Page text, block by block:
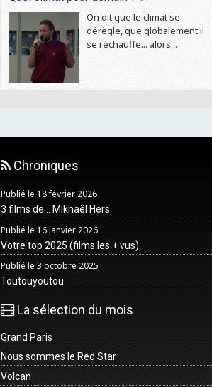
On dit que le climat se
dérègle, que globalement il
se réchauffe... alors...
Chroniques
Publié le 18 février 2026
3 films de... Mikhaël Hers
Publié le 16 janvier 2026
Votre top 2025 (films les + vus)
Publié le 3 octobre 2025
Toutouyoutou
La sélection du mois
Grand Paris
Nous sommes le Red Star
Volcan